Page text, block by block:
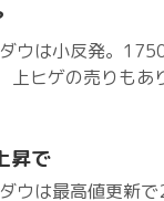
ウは小反発。
上ヒゲの売りもあ
昇で
ウは最高値更新